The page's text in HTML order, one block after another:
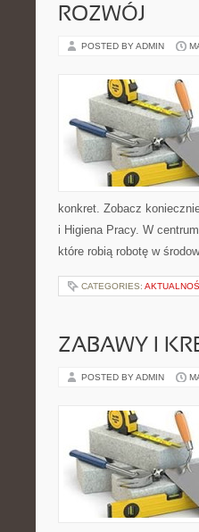
ROZWÓJ
POSTED BY ADMIN
konkret. Zobacz
i Higiena Pracy. W
które robią robotę w
CATEGORIES:
ZABAWY I
POSTED BY ADMIN